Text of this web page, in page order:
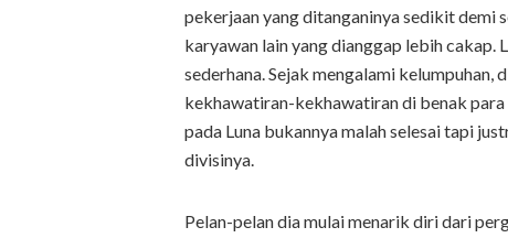
pekerjaan yang ditanganinya sedikit demi
karyawan lain yang dianggap lebih cakap.
sederhana. Sejak mengalami
kekhawatiran-kekhawatiran di benak
pada Luna bukannya malah selesai tapi
divisinya.
Pelan-pelan dia mulai menarik diri dari